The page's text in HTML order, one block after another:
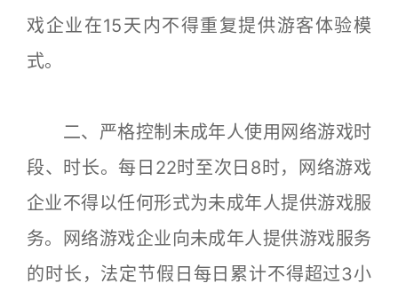
戏企业在15天内不得重复提供游客体验模
式。
二、严格控制未成年人使用网络游戏时
段、时长。每日22时至次日8时，网络游戏
企业不得以任何形式为未成年人提供游戏服
务。网络游戏企业向未成年人提供游戏服务
的时长，法定节假日每日累计不得超过3小